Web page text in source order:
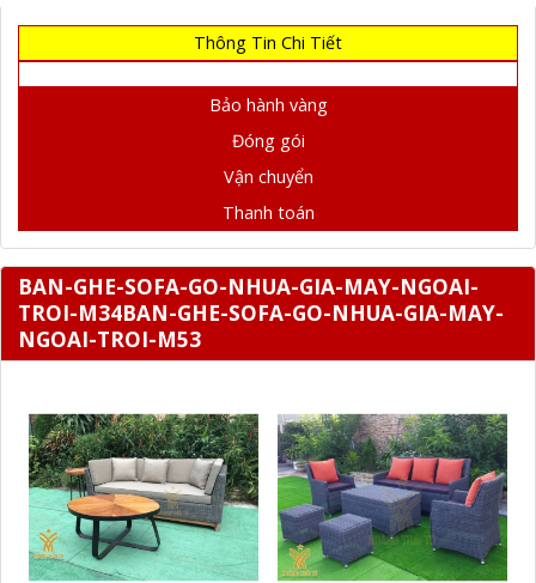
Thông Tin Chi Tiết
Bảo hành vàng
Đóng gói
Vận chuyển
Thanh toán
BAN-GHE-SOFA-GO-NHUA-GIA-MAY-NGOAI-
TROI-M34BAN-GHE-SOFA-GO-NHUA-GIA-MAY-
NGOAI-TROI-M53